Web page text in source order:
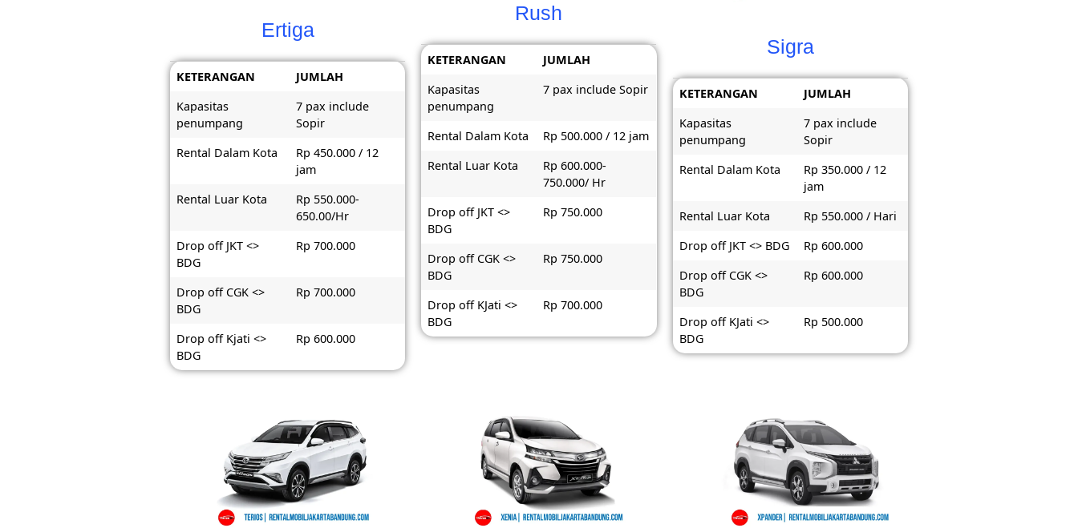
Ertiga
KETERANGAN
JUMLAH
Kapasitas
penumpang
7 pax include
Sopir
Rental Dalam Kota
Rp 450.000 / 12
jam
Rental Luar Kota
Rp 550.000-
650.00/Hr
Drop off JKT <>
BDG
Rp 700.000
Drop off CGK <>
BDG
Rp 700.000
Drop off Kjati <>
BDG
Rp 600.000
Rush
KETERANGAN
JUMLAH
Kapasitas
penumpang
7 pax include Sopir
Rental Dalam Kota
Rp 500.000 / 12 jam
Rental Luar Kota
Rp 600.000-
750.000/ Hr
Drop off JKT <>
BDG
Rp 750.000
Drop off CGK <>
BDG
Rp 750.000
Drop off KJati <>
BDG
Rp 700.000
Sigra
KETERANGAN
JUMLAH
Kapasitas
penumpang
7 pax include
Sopir
Rental Dalam Kota
Rp 350.000 / 12
jam
Rental Luar Kota
Rp 550.000 / Hari
Drop off JKT <> BDG
Rp 600.000
Drop off CGK <>
BDG
Rp 600.000
Drop off KJati <>
BDG
Rp 500.000